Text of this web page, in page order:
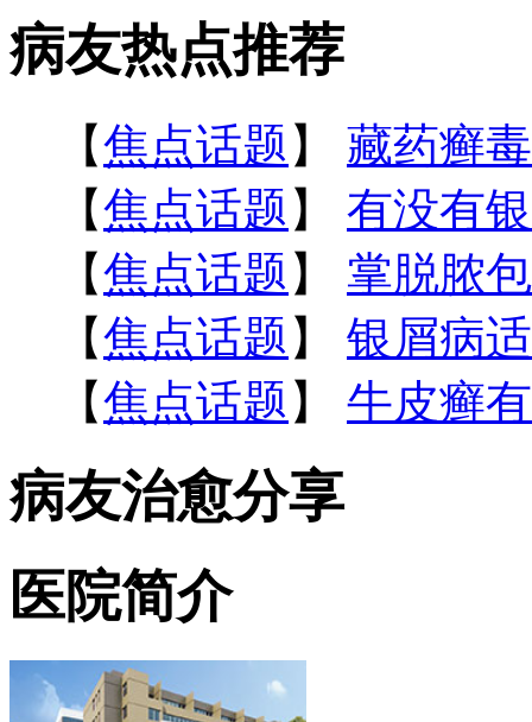
病友热点推荐
【焦点话题 】 藏药癣
【焦点话题 】 有没有
【焦点话题 】 掌脱脓
【焦点话题 】 银屑病
【焦点话题 】 牛皮癣
病友治愈分享
医院简介